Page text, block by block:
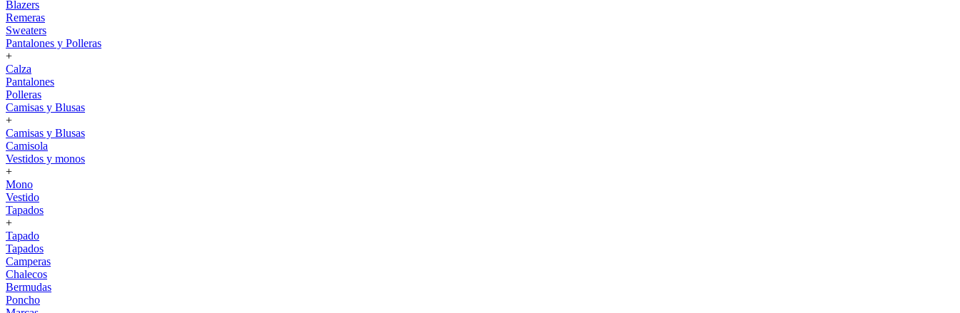
Blazers
Remeras
Sweaters
Pantalones y Polleras
+
Calza
Pantalones
Polleras
Camisas y Blusas
+
Camisas y Blusas
Camisola
Vestidos y monos
+
Mono
Vestido
Tapados
+
Tapado
Tapados
Camperas
Chalecos
Bermudas
Poncho